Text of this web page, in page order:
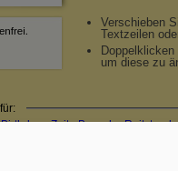
Verschieben
Textzeilen
um diese zu
für:
Birthday•Zeit•Besuch•